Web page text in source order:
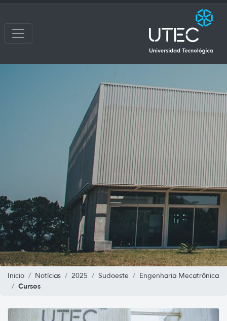
Inicio Notícias 2025 Sudoeste Engenharia Mecatrônica
Cursos